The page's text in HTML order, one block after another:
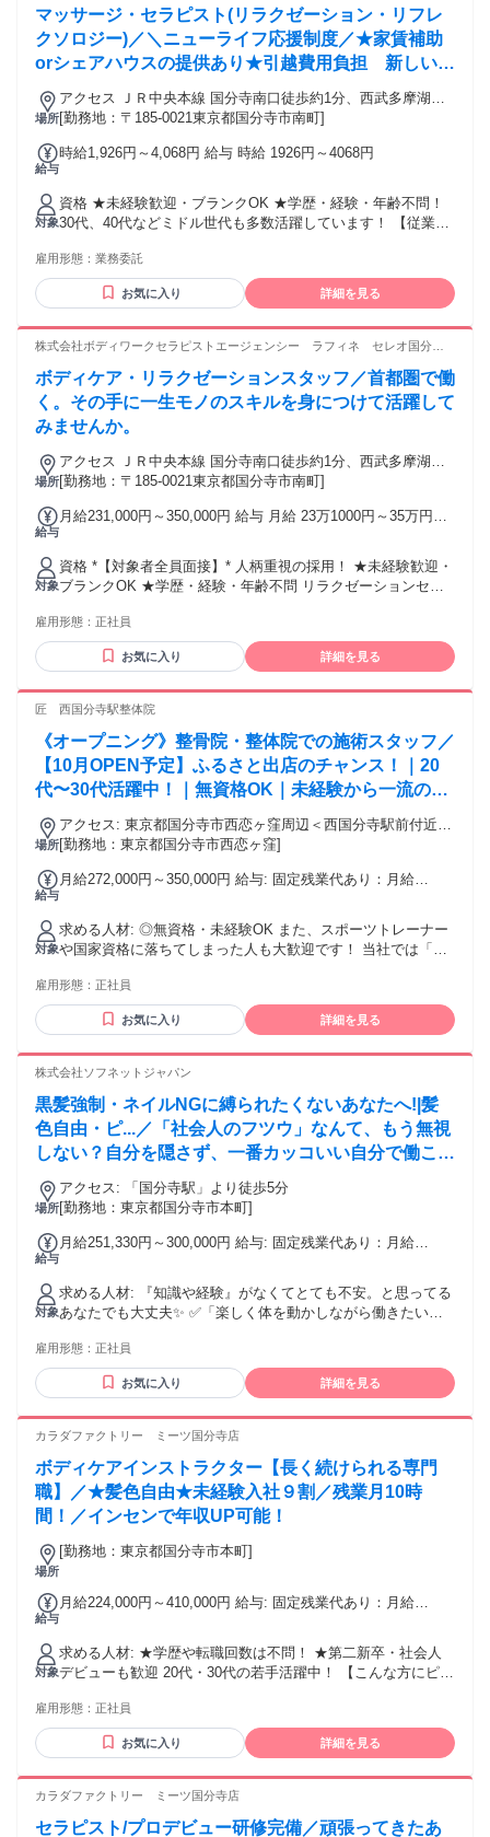
ためにも収入をUPしたい方 ・頑張りをしっかり評価してほし
い！認められたい！という方 ▶︎本物の治療家になりたい方も
歓迎 ・他とは違う技術を身につけたい方！ ・根本改善できる
技術を身に付けたい方 ・お客さまに合わせた治療を提案した
い方
マッサージ・セラピスト(リラクゼーション・リフレ
クソロジー)／＼ニューライフ応援制度／★家賃補助
orシェアハウスの提供あり★引越費用負担 新しい地
で新しい人生を♪
場所
アクセス ＪＲ中央本線 国分寺南口徒歩約1分、西武多摩湖線
国分寺南口徒歩約1分、西武国分寺線 国分寺南口徒歩約1分 最
[勤務地：〒185-0021東京都国分寺市南町]
給与
時給1,926円～4,068円 給与 時給 1926円～4068円
対象
資格 ★未経験歓迎・ブランクOK ★学歴・経験・年齢不問！
30代、40代などミドル世代も多数活躍しています！ 【従業員
タッフも多数 ◆男女比 １：９ ┗女性が多めです＊ *【経験者
の方も大歓迎！優遇します】* リラクゼーションサロン・スト
レッチ/整体専門店・接骨院・リフレ/アロマ専門店など、当て
・鍼灸師・あん摩マッサージ指圧師・柔道整復師などの方も
細は面接でお伝えします。 もし経験に自信のない方も、ご相
談ください！
雇用形態： 業務委託
お気に入り 詳細を見る
株式会社ボディワークセラピストエージェンシー ラフィネ セレオ国分寺
ボディケア・リラクゼーションスタッフ／首都圏で働
く。その手に一生モノのスキルを身につけて活躍して
みませんか。
場所
アクセス ＪＲ中央本線 国分寺南口徒歩約1分、西武多摩湖線
国分寺南口徒歩約1分、西武国分寺線 国分寺南口徒歩約1分 最
[勤務地：〒185-0021東京都国分寺市南町]
給与
月給231,000円～350,000円 給与 月給 23万1000円～35万円
万円（固定残業時間：13時間） 固定残業時間を超えた勤務時
間については別途残業代を支給する 半期ごとの賞与（社内規
定あり）＆ 指名料還元（ 1 件 300 円） 交通費：通勤交通費
全額支給 交通費全額支給（店舗によりマイカー通勤可 / ガソ
対象
資格 *【対象者全員面接】* 人柄重視の採用！ ★未経験歓迎・
ブランクOK ★学歴・経験・年齢不問 リラクゼーションセラ
ッサージ師、リフレクソロジスト、ボディケア、フットケ
ア…幅広い業態を手掛ける当社ならどんな経験でも活かせま
雇用形態： 正社員
お気に入り 詳細を見る
匠 西国分寺駅整体院
《オープニング》整骨院・整体院での施術スタッフ／
【10月OPEN予定】ふるさと出店のチャンス！｜20
代〜30代活躍中！｜無資格OK｜未経験から一流の治
療家になれる手厚い研修サポートあり｜店舗拡大中で
最速でキャリアアップができる！週休2日制
場所
アクセス: 東京都国分寺市西恋ヶ窪周辺＜西国分寺駅前付近に
オープン予定＞
[勤務地：東京都国分寺市西恋ヶ窪]
給与
月給272,000円～350,000円 給与: 固定残業代あり：月給
￥53,000（33時間相当分）を含む。33時間を超える残業代は
追加で支給する。 ＜給与＞ 月給：272,000円〜350,000円 ※
研修期間6ヶ月は264,000円〜 ◆毎月のインセンティブ制度あ
り ◆賞与：年2回（年間実績：平均200万円以上） ◆昇給：年
円 3年目 25歳：530万円
対象
求める人材: ◎無資格・未経験OK また、スポーツトレーナー
や国家資格に落ちてしまった人も大歓迎です！ 当社では「あ
きます。 ▶︎こんな方におすすめのお仕事 ・人の役に立ちた
い、人を笑顔にしたい方！ ・明るく元気にお客様とのコミュ
ニケーションがとれる方 ・未経験だけど新しいことに挑戦し
長させていきたい方 ・人としても成長できる環境で働きたい
ためにも収入をUPしたい方 ・頑張りをしっかり評価してほし
い！認められたい！という方 ▶︎本物の治療家になりたい方も
歓迎 ・他とは違う技術を身につけたい方！ ・根本改善できる
技術を身に付けたい方 ・お客さまに合わせた治療を提案した
い方
雇用形態： 正社員
お気に入り 詳細を見る
株式会社ソフネットジャパン
黒髪強制・ネイルNGに縛られたくないあなたへ!|髪
色自由・ピ...／「社会人のフツウ」なんて、もう無視
しない？自分を隠さず、一番カッコいい自分で働こ
う。
場所
アクセス: 「国分寺駅」より徒歩5分
[勤務地：東京都国分寺市本町]
給与
月給251,330円～300,000円 給与: 固定残業代あり：月給
￥55,170（36時間相当分）を含む。36時間を超える残業代は
追加で支給する。
対象
求める人材: 『知識や経験』がなくてとても不安。と思ってる
あなたでも大丈夫✨ ✅「楽しく体を動かしながら働きたい」
トも大切にしたい」 ✅「スポーツ経験を活かした仕事をした
い」 そんな気持ちがあれば、十分スタートライン！ 今は自信
がなくても大丈夫。 お客様と向き合う中で、指名される自
ジャパンで、自分らしい働き方を選びませんか？
雇用形態： 正社員
お気に入り 詳細を見る
カラダファクトリー ミーツ国分寺店
ボディケアインストラクター【長く続けられる専門
職】／★髪色自由★未経験入社９割／残業月10時
間！／インセンで年収UP可能！
場所
[勤務地：東京都国分寺市本町]
給与
月給224,000円～410,000円 給与: 固定残業代あり：月給
￥15,343（10時間相当分）を含む。10時間を超える残業代は
追加で支給する。 【給与】 ＜年収例＞ 年収923万円（入社
8年目・インストラクター） 年収725万円（入社12年目・イン
ストラクター） 年収638万円（入社4年目・インストラクタ
月給224,000円〜410,000円 + 指名料インセンティブ＋業績イ
ンセンティブ 指名1回ごとにインセンティブが発生 ※年齢や
能力を考慮の上で決定 ＜成長と頑張りを正当に評価＞ 「お客
様からの評価」と「整体師としての技術力」 をしっかりと評
価します。 ◆毎月業績インセンティブを支給 ◆毎月技術試験
対象
求める人材: ★学歴や転職回数は不問！ ★第二新卒・社会人
デビューも歓迎 20代・30代の若手活躍中！ 【こんな方にピッ
い ・安定基盤の中で正社員として働きたい ・「ありがとう」
にあふれる仕事をしたい ・多彩なキャリアを描きたい ・健康
業界にチャレンジしたい ・身体の仕組みや施術スキルを学び
雇用形態： 正社員
お気に入り 詳細を見る
カラダファクトリー ミーツ国分寺店
セラピスト/プロデビュー研修完備／頑張ってきたあ